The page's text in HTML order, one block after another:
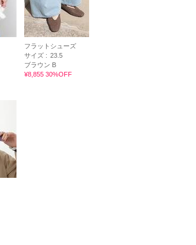
フラットシューズ
サイズ : 23.5
ブラウン B
¥8,855 30%OFF